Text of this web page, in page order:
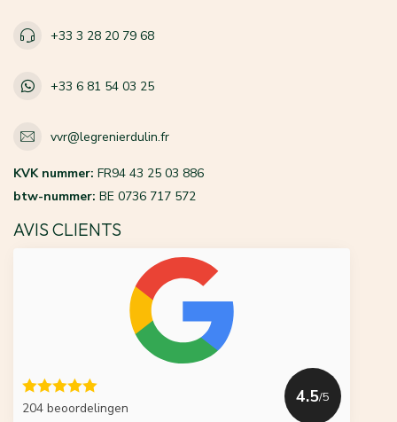
+33 3 28 20 79 68
+33 6 81 54 03 25
vvr@legrenierdulin.fr
KVK nummer: FR94 43 25 03 886
btw-nummer: BE 0736 717 572
AVIS CLIENTS
204 beoordelingen
4.5/5